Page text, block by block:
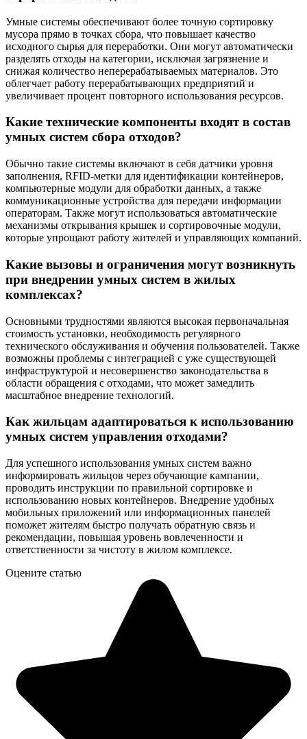
Умные системы обеспечивают более точную сортировку
мусора прямо в точках сбора, что повышает качество
исходного сырья для переработки. Они могут автоматически
разделять отходы на категории, исключая загрязнение и
снижая количество неперерабатываемых материалов. Это
облегчает работу перерабатывающих предприятий и
увеличивает процент повторного использования ресурсов.
Какие технические компоненты входят в состав
умных систем сбора отходов?
Обычно такие системы включают в себя датчики уровня
заполнения, RFID-метки для идентификации контейнеров,
компьютерные модули для обработки данных, а также
коммуникационные устройства для передачи информации
операторам. Также могут использоваться автоматические
механизмы открывания крышек и сортировочные модули,
которые упрощают работу жителей и управляющих компаний.
Какие вызовы и ограничения могут возникнуть
при внедрении умных систем в жилых
комплексах?
Основными трудностями являются высокая первоначальная
стоимость установки, необходимость регулярного
технического обслуживания и обучения пользователей. Также
возможны проблемы с интеграцией с уже существующей
инфраструктурой и несовершенство законодательства в
области обращения с отходами, что может замедлить
масштабное внедрение технологий.
Как жильцам адаптироваться к использованию
умных систем управления отходами?
Для успешного использования умных систем важно
информировать жильцов через обучающие кампании,
проводить инструкции по правильной сортировке и
использованию новых контейнеров. Внедрение удобных
мобильных приложений или информационных панелей
поможет жителям быстро получать обратную связь и
рекомендации, повышая уровень вовлеченности и
ответственности за чистоту в жилом комплексе.
Оцените статью